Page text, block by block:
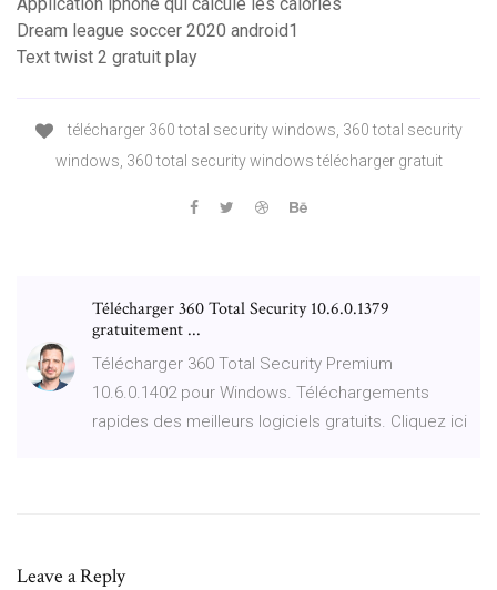
Application iphone qui calcule les calories
Dream league soccer 2020 android1
Text twist 2 gratuit play
télécharger 360 total security windows, 360 total security
windows, 360 total security windows télécharger gratuit
Télécharger 360 Total Security 10.6.0.1379
gratuitement ...
Télécharger 360 Total Security Premium
10.6.0.1402 pour Windows. Téléchargements
rapides des meilleurs logiciels gratuits. Cliquez ici
Leave a Reply